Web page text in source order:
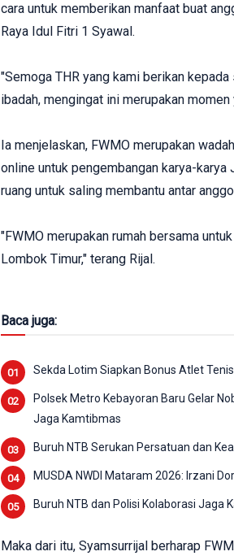
cara untuk memberikan manfaat buat
Raya Idul Fitri 1 Syawal.
"Semoga THR yang kami berikan
ibadah, mengingat ini merupakan
Ia menjelaskan, FWMO merupakan
online untuk pengembangan karya-
ruang untuk saling membantu antar
"FWMO merupakan rumah bersama
Lombok Timur," terang Rijal.
Baca juga:
Sekda Lotim Siapkan Bonus Atlet
Polsek Metro Kebayoran Baru Gelar
Jaga Kamtibmas
Buruh NTB Serukan Persatuan dan
MUSDA NWDI Mataram 2026: Irzani
Buruh NTB dan Polisi Kolaborasi Jaga
Maka dari itu, Syamsurrijal berharap